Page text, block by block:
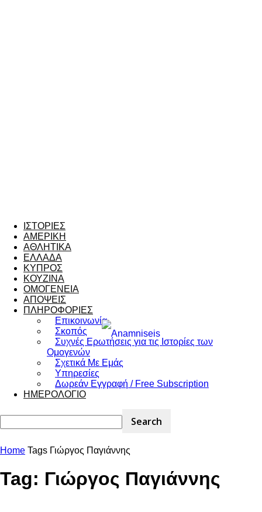
ΙΣΤΟΡΙΕΣ
ΑΜΕΡΙΚΗ
ΑΘΛΗΤΙΚΑ
ΕΛΛΑΔΑ
ΚΥΠΡΟΣ
ΚΟΥΖΙΝΑ
ΟΜΟΓΕΝΕΙΑ
ΑΠΟΨΕΙΣ
ΠΛΗΡΟΦΟΡΙΕΣ
Επικοινωνία
Σκοπός
Συχνές Ερωτήσεις για τις Ιστορίες των
Ομογενών
Σχετικά Με Εμάς
Υπηρεσίες
Δωρεάν Εγγραφή / Free Subscription
ΗΜΕΡΟΛΟΓΙΟ
Home Tags Γιώργος Παγιάννης
Tag: Γιώργος Παγιάννης